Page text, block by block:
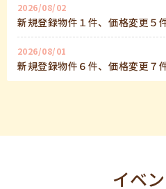
2026/08/02
新規登録物件１件、価格変更５
2026/08/01
新規登録物件６件、価格変更７
イベ